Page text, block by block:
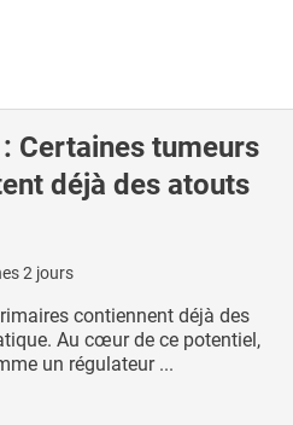
: Certaines tumeurs
déjà des atouts
2 jours
contiennent déjà des
Au cœur de ce potentiel,
un régulateur ...